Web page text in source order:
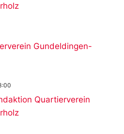
Gundeldingen-
Quartierverein